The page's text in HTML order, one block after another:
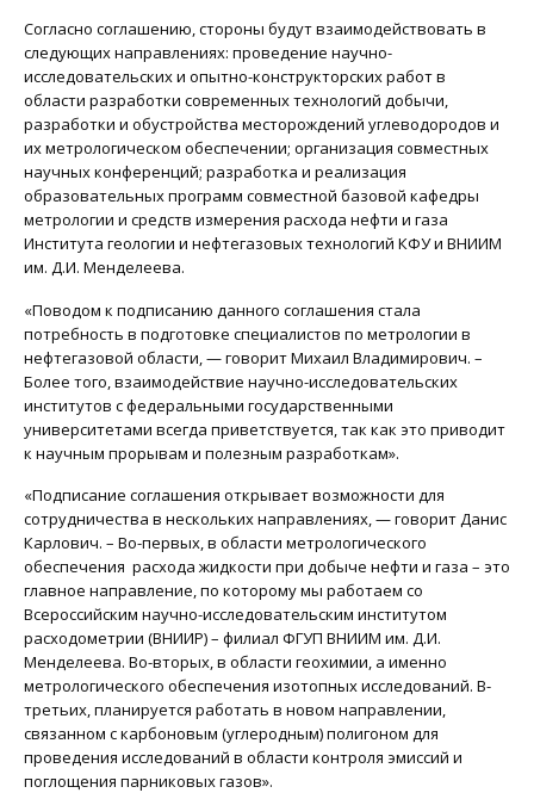
Согласно соглашению, стороны будут взаимодействовать в
следующих направлениях: проведение научно-
исследовательских и опытно-конструкторских работ в
области разработки современных технологий добычи,
разработки и обустройства месторождений углеводородов и
их метрологическом обеспечении; организация совместных
научных конференций; разработка и реализация
образовательных программ совместной базовой кафедры
метрологии и средств измерения расхода нефти и газа
Института геологии и нефтегазовых технологий КФУ и ВНИИМ
им. Д.И. Менделеева.
«Поводом к подписанию данного соглашения стала
потребность в подготовке специалистов по метрологии в
нефтегазовой области, — говорит Михаил Владимирович. –
Более того, взаимодействие научно-исследовательских
институтов с федеральными государственными
университетами всегда приветствуется, так как это приводит
к научным прорывам и полезным разработкам».
«Подписание соглашения открывает возможности для
сотрудничества в нескольких направлениях, — говорит Данис
Карлович. – Во-первых, в области метрологического
обеспечения расхода жидкости при добыче нефти и газа – это
главное направление, по которому мы работаем со
Всероссийским научно-исследовательским институтом
расходометрии (ВНИИР) – филиал ФГУП ВНИИМ им. Д.И.
Менделеева. Во-вторых, в области геохимии, а именно
метрологического обеспечения изотопных исследований. В-
третьих, планируется работать в новом направлении,
связанном с карбоновым (углеродным) полигоном для
проведения исследований в области контроля эмиссий и
поглощения парниковых газов».